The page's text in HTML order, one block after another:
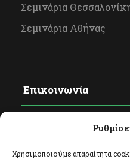
Χρησιμοποιούμε απαραίτητα
Σεμινάρια
Σεμινάρια Αθήνας
Επικοινωνία
Φόρμα Επικοινωνίας
Facebook